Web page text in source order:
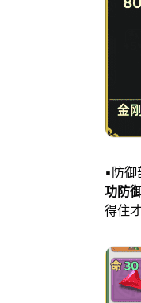
▪️防御
功防
得住